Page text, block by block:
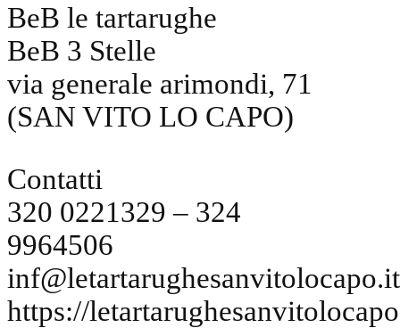
BeB le tartarughe
BeB 3 Stelle
via generale arimondi, 71
(SAN VITO LO CAPO)
Contatti
320 0221329 – 324
9964506
inf@letartarughesanvitolocapo.it
https://